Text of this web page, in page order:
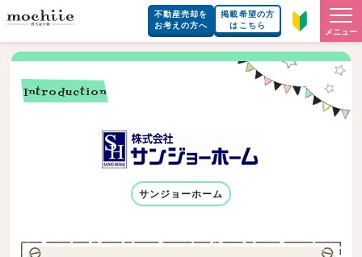
不動産売却を
お考えの方へ
掲載希望の方
はこちら
メニュー
Introduction
サンジョーホーム